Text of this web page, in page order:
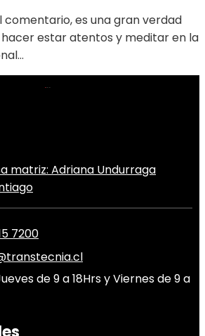
comentario, es una gran verdad
estar atentos y meditar en la
matriz: Adriana Undurraga
7200
de 9 a 18Hrs y Viernes de 9 a